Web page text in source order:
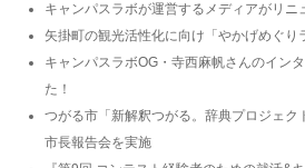
キャンパスラボが運営するメディアがリニ
矢掛町の観光活性化に向け「やかげめぐり
キャンパスラボOG・寺西麻帆さんのイン
た！
つがる市「新解釈つがる。辞典プロジェク
市長報告会を実施